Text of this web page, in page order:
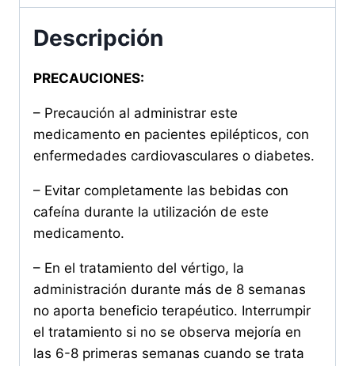
Descripción
PRECAUCIONES:
– Precaución al administrar este
medicamento en pacientes epilépticos, con
enfermedades cardiovasculares o diabetes.
– Evitar completamente las bebidas con
cafeína durante la utilización de este
medicamento.
– En el tratamiento del vértigo, la
administración durante más de 8 semanas
no aporta beneficio terapéutico. Interrumpir
el tratamiento si no se observa mejoría en
las 6-8 primeras semanas cuando se trata